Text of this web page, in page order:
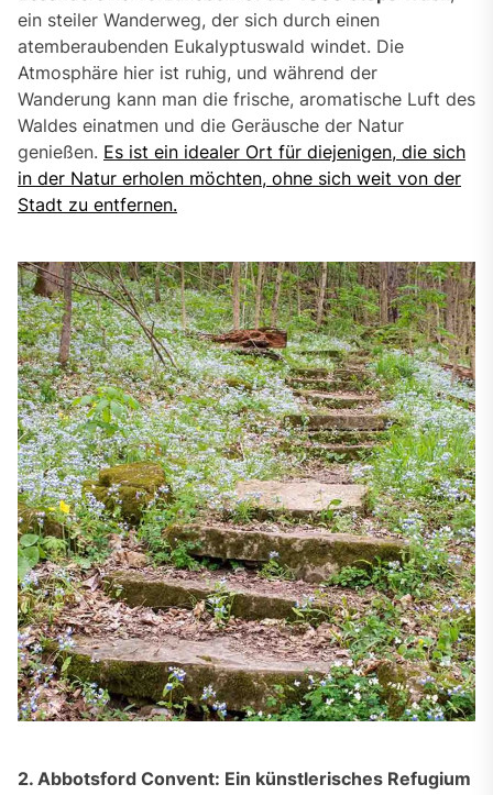
ein steiler Wanderweg, der sich durch einen
atemberaubenden Eukalyptuswald windet. Die
Atmosphäre hier ist ruhig, und während der
Wanderung kann man die frische, aromatische Luft des
Waldes einatmen und die Geräusche der Natur
genießen. Es ist ein idealer Ort für diejenigen, die sich
in der Natur erholen möchten, ohne sich weit von der
Stadt zu entfernen.
2. Abbotsford Convent: Ein künstlerisches Refugium